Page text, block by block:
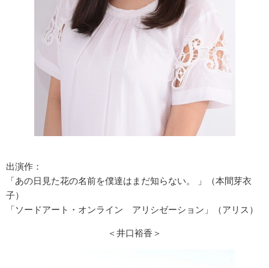
出演作：
「あの日見た花の名前を僕達はまだ知らない。 」（本間芽衣
子）
「ソードアート・オンライン アリシゼーション」（アリス）
＜井口裕香＞